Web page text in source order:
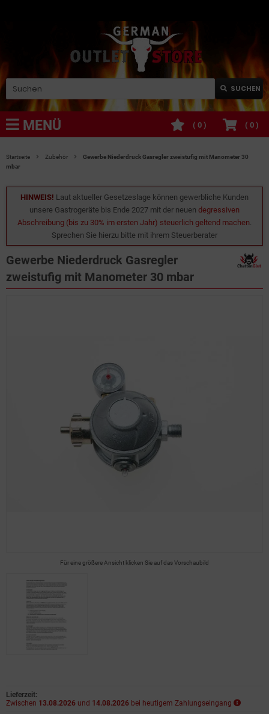
SUCHEN
MENÜ ( 0 )
( 0 )
Startseite Zubehör
Gewerbe Niederdruck Gasregler zweistufig mit Manometer 30
mbar
HINWEIS! Laut aktueller Gesetzeslage können gewerbliche Kunden
unsere Gastrogeräte bis Ende 2027 mit der neuen degressiven
Abschreibung (bis zu 30% im ersten Jahr) steuerlich geltend machen.
Sprechen Sie hierzu bitte mit ihrem Steuerberater
Gewerbe Niederdruck Gasregler
zweistufig mit Manometer 30 mbar
Für eine größere Ansicht klicken Sie auf das Vorschaubild
Lieferzeit:
Zwischen 13.08.2026 und 14.08.2026 bei heutigem Zahlungseingang